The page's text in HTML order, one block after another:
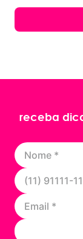
receba